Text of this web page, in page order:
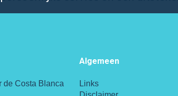
de Costa Blanca
Algemeen
Links